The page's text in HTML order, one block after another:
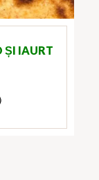
ȘI IAURT